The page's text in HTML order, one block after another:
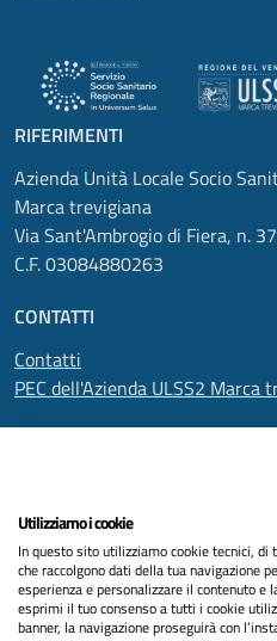
RIFERIMENTI
Azienda Unità Locale Socio
Marca trevigiana
Via Sant'Ambrogio di Fiera, n.
C.F. 03084880263
CONTATTI
Contatti
PEC dell'Azienda ULSS2 Marca
Informativa privacy
Dichiarazione di accessibilità
Utilizziamo i cookie
In questo sito utilizziamo cookie tecnici,
che raccolgono dati della tua navigazione
esperienza e personalizzare il contenuto e
esprimi il tuo consenso a tutti i cookie
banner, la navigazione proseguirà con